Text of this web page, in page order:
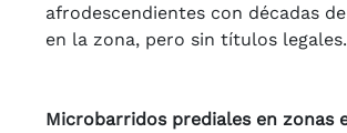
afrodescendientes con décadas
en la zona, pero sin títulos legales.
Microbarridos prediales en zonas